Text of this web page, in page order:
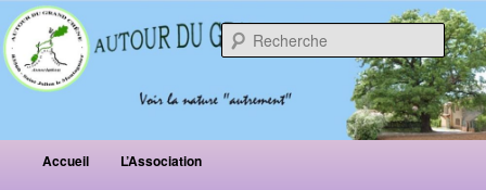
Menu principal
Aller au contenu principal
Aller au contenu secondaire
Accueil L’Association